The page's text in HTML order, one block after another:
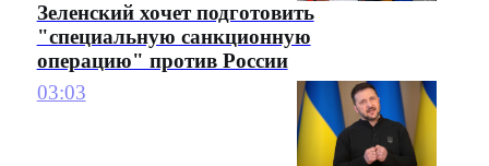
Зеленский хочет подготовить
"специальную санкционную
операцию" против России
03:03